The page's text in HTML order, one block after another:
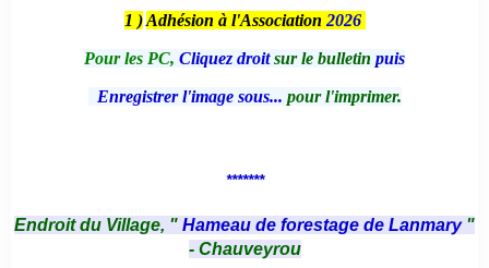
1 ) Adhésion à l'Association 2026
Pour les PC, Cliquez droitsur le bulletin puis
Enregistrer l'image sous... pour l'imprimer.
*******
Endroit du Village, " Hameau de forestage de Lanmary "
- Chauveyrou